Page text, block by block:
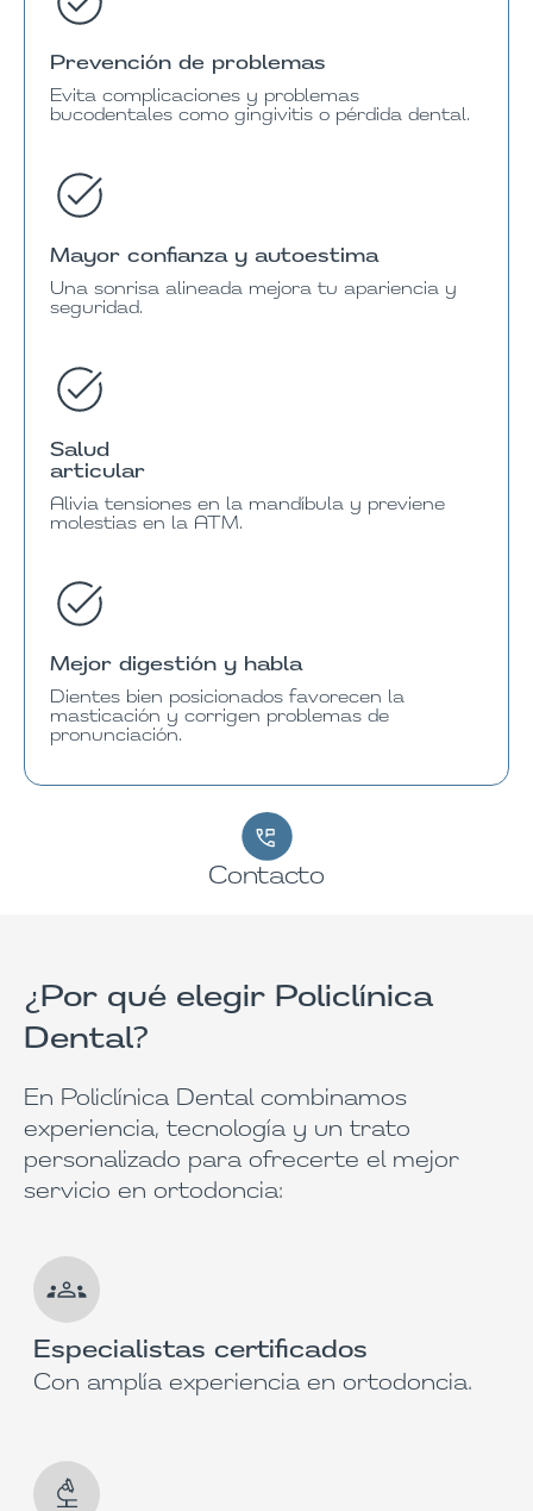
Prevención de problemas
Evita complicaciones y problemas
bucodentales como gingivitis o pérdida dental.
Mayor confianza y autoestima
Una sonrisa alineada mejora tu apariencia y
seguridad.
Salud
articular
Alivia tensiones en la mandíbula y previene
molestias en la ATM.
Mejor digestión y habla
Dientes bien posicionados favorecen la
masticación y corrigen problemas de
pronunciación.
Contacto
¿Por qué elegir Policlínica
Dental?
En Policlínica Dental combinamos
experiencia, tecnología y un trato
personalizado para ofrecerte el mejor
servicio en ortodoncia:
Especialistas certificados
Con amplía experiencia en ortodoncia.